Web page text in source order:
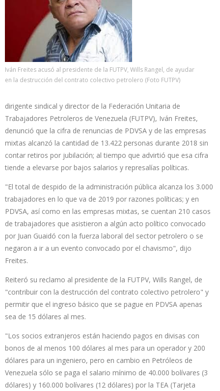
Iván Freites acusó al presidente de la FUTPV, Wills Rangel, de ayudar
en la destrucción del contrato colectivo petrolero (Foto FUTPV)
dirigente sindical y director de la Federación Unitaria de
Trabajadores Petroleros de Venezuela (FUTPV), Iván Freites,
denunció que la cifra de renuncias de PDVSA y de las empresas
mixtas alcanzó la cantidad de 13.422 personas durante 2018 sin
contar retiros por jubilación; al tiempo que advirtió que esa cifra
tiende a elevarse por bajos salarios y represalías políticas.
"El total de despido de la administración pública alcanza los 3.000
trabajadores en lo que va de 2019 por razones políticas; y en
PDVSA, así como en las empresas mixtas, se cuentan 210 casos
de trabajadores que asistieron a algún acto político convocado
por Juan Guaidó con la fuerza laboral del sector petrolero o se
negaron a ir a un evento convocado por el chavismo", dijo
Freites.
Reiteró su reclamo al presidente de la FUTPV, Wills Rangel, de
"contribuir con la destrucción del contrato colectivo petrolero" y
permitir que el ingreso básico que se pague en PDVSA apenas
sea de 15 dólares al mes.
"Los socios extranjeros están haciendo pagos en divisas con
bonos de al menos 100 dólares al mes para un operador y 200
dólares para un ingeniero, pero en cambio en Petróleos de
Venezuela sólo se paga el salario mínimo de 40.000 bolívares (3
dólares) y 160.000 bolívares (12 dólares) por la TEA (Tarjeta